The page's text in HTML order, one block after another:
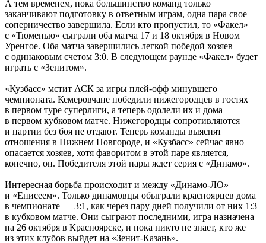
А тем временем, пока большинство команд только
заканчивают подготовку в ответным играм, одна пара свое
соперничество завершила. Если кто пропустил, то «Факел»
с «Тюменью» сыграли оба матча 17 и 18 октября в Новом
Уренгое. Оба матча завершились легкой победой хозяев
с одинаковым счетом 3:0. В следующем раунде «Факел» будет
играть с «Зенитом».
«Кузбасс» мстит АСК за игры плей-офф минувшего
чемпионата. Кемеровчане победили нижегородцев в гостях
в первом туре суперлиги, а теперь одолели их и дома
в первом кубковом матче. Нижегородцы сопротивляются
и партии без боя не отдают. Теперь команды выяснят
отношения в Нижнем Новгороде, и «Кузбасс» сейчас явно
опасается хозяев, хотя фаворитом в этой паре является,
конечно, он. Победителя этой пары ждет серия с «Динамо».
Интересная борьба происходит и между «Динамо-ЛО»
и «Енисеем». Только динамовцы обыграли красноярцев дома
в чемпионате — 3:1, как через пару дней получили от них 1:3
в кубковом матче. Они сыграют последними, игра назначена
на 26 октября в Красноярске, и пока никто не знает, кто же
из этих клубов выйдет на «Зенит-Казань».